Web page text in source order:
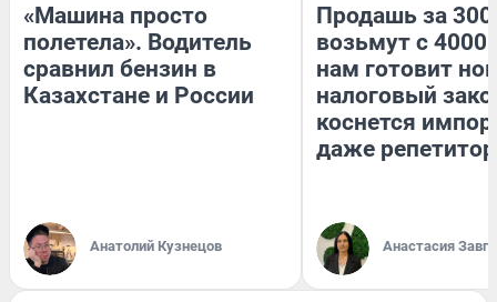
«Машина просто
полетела». Водитель
сравнил бензин в
Казахстане и России
Анатолий Кузнецов
Продашь за
возьмут с
нам готовит
налоговый
коснется
даже
Анастасия